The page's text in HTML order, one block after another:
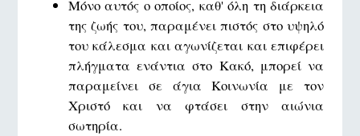
Μόνο αυτός ο οποίος, καθ' όλη τη διάρκεια
της ζωής του, παραμένει πιστός στο υψηλό
του κάλεσμα και αγωνίζεται και επιφέρει
πλήγματα ενάντια στο Κακό, μπορεί να
παραμείνει σε άγια Κοινωνία με τον
Χριστό και να φτάσει στην αιώνια
σωτηρία.